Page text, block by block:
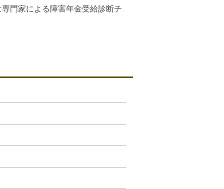
門家による障害年金受給診断チ